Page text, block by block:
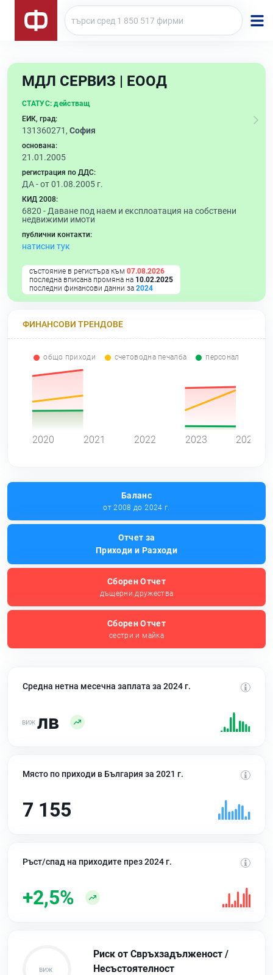
МДЛ СЕРВИЗ | ЕООД
СТАТУС: действащ
ЕИК, град:
131360271, София
основана:
21.01.2005
регистрация по ДДС:
ДА - от 01.08.2005 г.
КИД 2008:
6820 - Даване под наем и експлоатация на собствени
недвижими имоти
публични контакти:
натисни тук
състояние в регистъра към 07.08.2026
последна вписана промяна на 10.02.2025
последни финансови данни за 2024
ФИНАНСОВИ ТРЕНДОВЕ
общо приходи счетоводна печалба персонал
2020 2021 2022 2023 2024
Баланс
от 2008 до 2024 г.
Отчет за
Приходи и Разходи
Сборен Отчет
дъщерни дружества
Сборен Отчет
сестри и майка
Средна нетна месечна заплата за 2024 г.
лв
Място по приходи в България за 2021 г.
7 155
Ръст/спад на приходите през 2024 г.
+2,5%
Риск от Свръхзадълженост /
Несъстоятелност